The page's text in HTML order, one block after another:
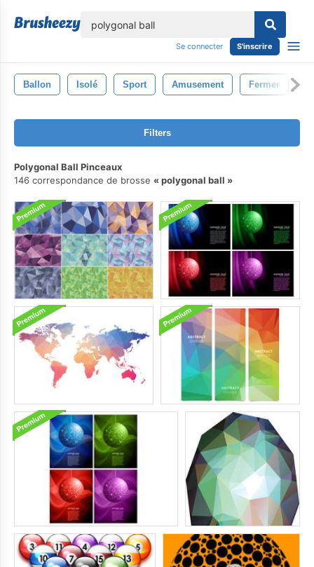
Se connecter S'inscrire
Ballon Isolé Sport Amusement Fermer
Filters
Polygonal Ball Pinceaux
146 correspondance de brosse
polygonal ball